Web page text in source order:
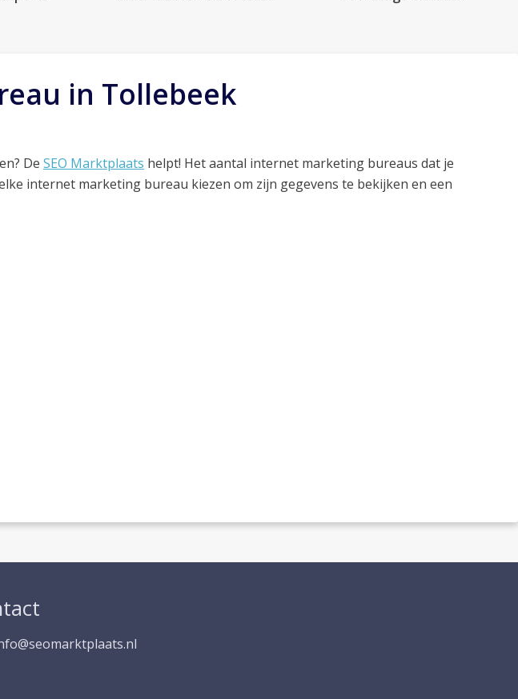
in Tollebeek
De SEO Marktplaats helpt! Het aantal internet marketing bureaus dat je
internet marketing bureau kiezen om zijn gegevens te bekijken en een